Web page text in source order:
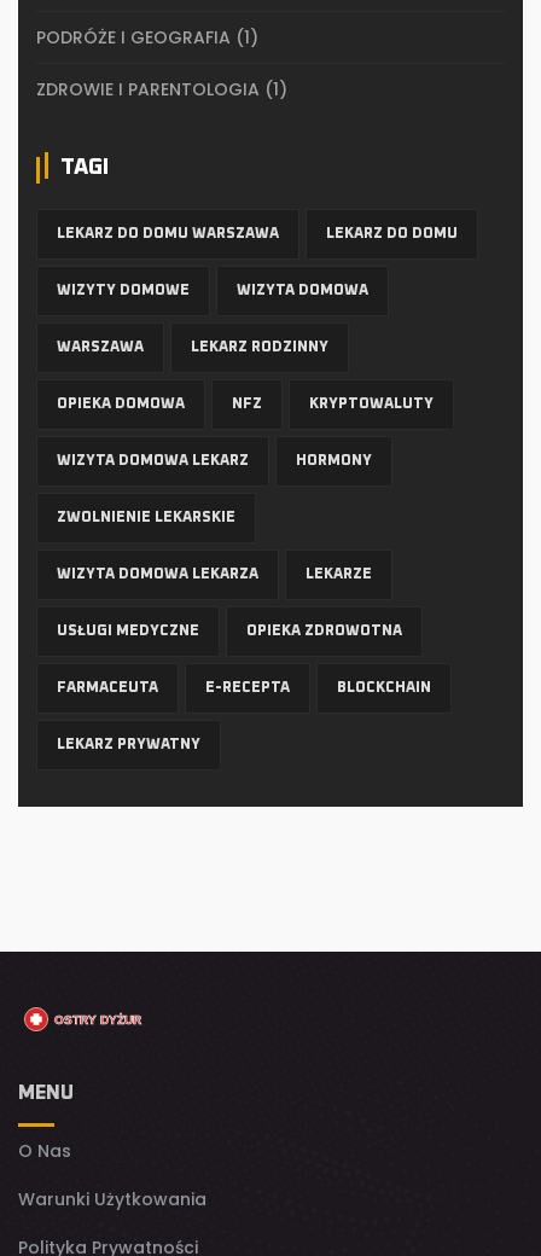
PODRÓŻE I GEOGRAFIA (1)
ZDROWIE I PARENTOLOGIA (1)
TAGI
LEKARZ DO DOMU WARSZAWA LEKARZ DO DOMU
WIZYTY DOMOWE WIZYTA DOMOWA
WARSZAWA LEKARZ RODZINNY
OPIEKA DOMOWA NFZ KRYPTOWALUTY
WIZYTA DOMOWA LEKARZ HORMONY
ZWOLNIENIE LEKARSKIE
WIZYTA DOMOWA LEKARZA LEKARZE
USŁUGI MEDYCZNE OPIEKA ZDROWOTNA
FARMACEUTA E-RECEPTA BLOCKCHAIN
LEKARZ PRYWATNY
MENU
O Nas
Warunki Użytkowania
Polityka Prywatności